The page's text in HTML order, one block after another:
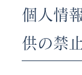
個人情
供の禁止